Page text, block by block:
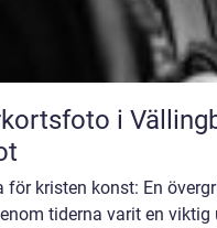
i
för kristen konst: En
tiderna varit en